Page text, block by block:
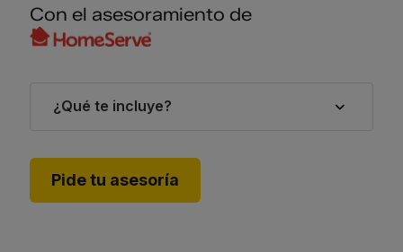
Con el asesoramiento de
¿Qué te incluye?
Pide tu asesoría